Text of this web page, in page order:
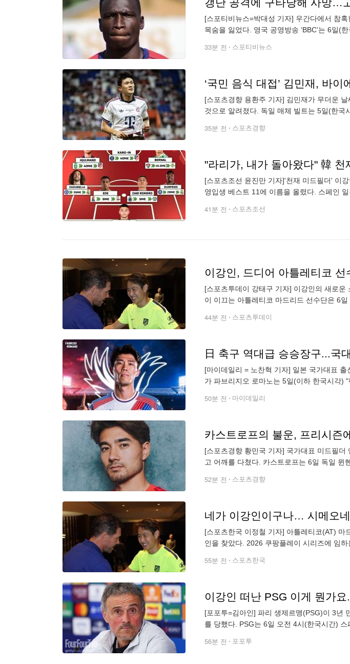
[스포티비뉴스=박대성 기자] 우간다에서 참
목숨을 잃었다. 영국 공영방송 ‘BBC’는 6일(
33분 전 스포티비뉴스
[스포츠경향 용환주 기자] 김민재가 무더운
것으로 알려졌다. 독일 매체 빌트는 5일(한국
35분 전 스포츠경향
[스포츠조선 윤진만 기자]'천재 미드필더' 이
영입생 베스트 11에 이름을 올렸다. 스페인
41분 전 스포츠조선
이강인, 드디어 아틀레티코
[스포츠투데이 강태구 기자] 이강인의 새로
이 이끄는 아틀레티코 마드리드 선수단은 6
44분 전 스포츠투데이
[마이데일리 = 노찬혁 기자] 일본 국가대표
가 파브리지오 로마노는 5일(이하 한국시각)
50분 전 마이데일리
카스트로프의 불운, 프리시즌
[스포츠경향 황민국 기자] 국가대표 미드필
고 어깨를 다쳤다. 카스트로프는 6일 독일 뮌
52분 전 스포츠경향
네가 이강인이구나… 시메오
[스포츠한국 이정철 기자] 아틀레티코(AT)
인을 찾았다. 2026 쿠팡플레이 시리즈에 임
55분 전 스포츠한국
[포포투=김아인] 파리 생제르맹(PSG)이 3년
를 당했다. PSG는 6일 오전 4시(한국시간)
56분 전 포포투